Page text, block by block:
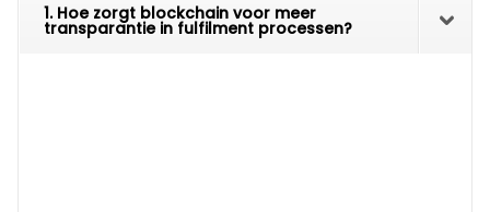
1. Hoe zorgt blockchain voor meer
transparantie in fulfilment processen?